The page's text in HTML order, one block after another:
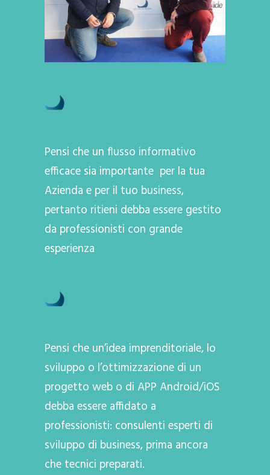
Pensi che un flusso informativo
efficace sia importante per la tua
Azienda e per il tuo business,
pertanto ritieni debba essere gestito
da professionisti con grande
esperienza
Pensi che un’idea imprenditoriale, lo
sviluppo o l’ottimizzazione di un
progetto web o di APP Android/iOS
debba essere affidato a
professionisti: consulenti esperti di
sviluppo di business, prima ancora
che tecnici preparati.